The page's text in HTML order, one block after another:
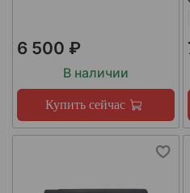
6 500 ₽
В наличии
Купить сейчас